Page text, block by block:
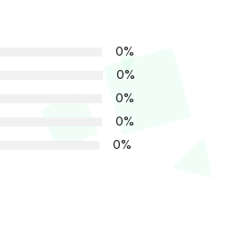
0%
0%
0%
0%
0%